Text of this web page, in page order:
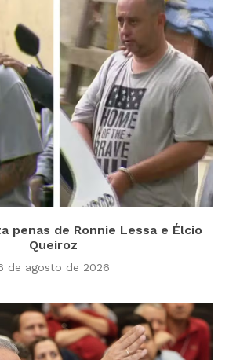
penas de Ronnie Lessa e Élcio
Queiroz
de agosto de 2026